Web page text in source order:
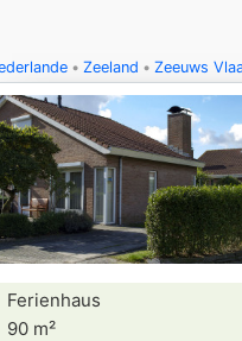
Zeeland Zeeuws
Ferienhaus
90 m²